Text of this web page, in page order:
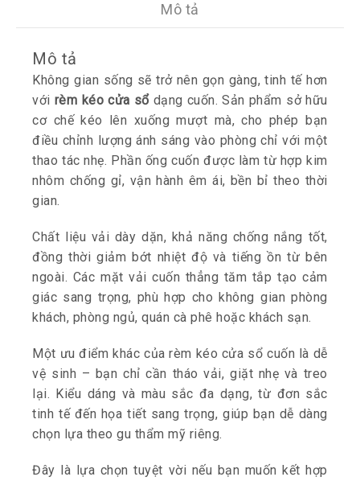
Mô tả
Mô tả
Không gian sống sẽ trở nên gọn gàng, tinh tế hơn
với rèm kéo cửa sổ dạng cuốn. Sản phẩm sở hữu
cơ chế kéo lên xuống mượt mà, cho phép bạn
điều chỉnh lượng ánh sáng vào phòng chỉ với một
thao tác nhẹ. Phần ống cuốn được làm từ hợp kim
nhôm chống gỉ, vận hành êm ái, bền bỉ theo thời
gian.
Chất liệu vải dày dặn, khả năng chống nắng tốt,
đồng thời giảm bớt nhiệt độ và tiếng ồn từ bên
ngoài. Các mặt vải cuốn thẳng tăm tắp tạo cảm
giác sang trọng, phù hợp cho không gian phòng
khách, phòng ngủ, quán cà phê hoặc khách sạn.
Một ưu điểm khác của rèm kéo cửa sổ cuốn là dễ
vệ sinh – bạn chỉ cần tháo vải, giặt nhẹ và treo
lại. Kiểu dáng và màu sắc đa dạng, từ đơn sắc
tinh tế đến họa tiết sang trọng, giúp bạn dễ dàng
chọn lựa theo gu thẩm mỹ riêng.
Đây là lựa chọn tuyệt vời nếu bạn muốn kết hợp